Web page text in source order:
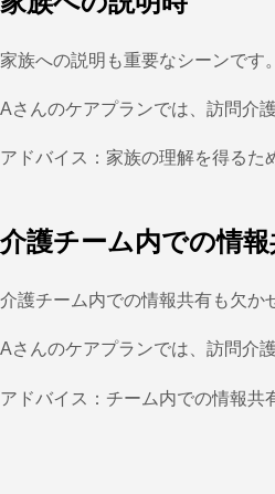
家族への説明も重要なシーンです
Aさんのケアプランでは、訪問介
アドバイス：家族の理解を得るた
介護チーム内での情
介護チーム内での情報共有も欠か
Aさんのケアプランでは、訪問介
アドバイス：チーム内での情報共